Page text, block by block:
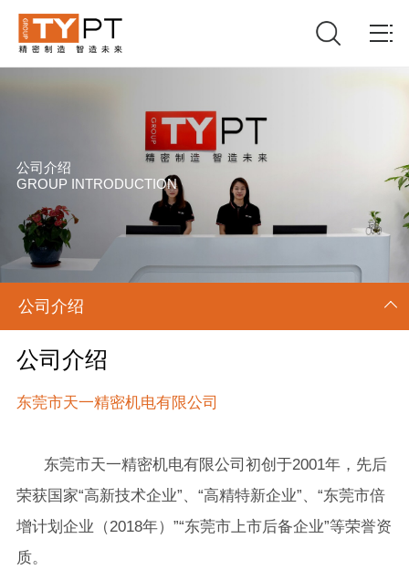
公司介绍
GROUP INTRODUCTION
公司介绍
公司介绍
东莞市天一精密机电有限公司
东莞市天一精密机电有限公司初创于2001年，先后
荣获国家“高新技术企业”、“高精特新企业”、“东莞市倍
增计划企业（2018年）”“东莞市上市后备企业”等荣誉资
质。